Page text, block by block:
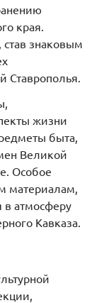
края.
став знаковым
Ставрополья.
жизни
быта,
Великой
Особое
материалам,
в атмосферу
Кавказа.